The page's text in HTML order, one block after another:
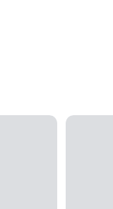
을 가지고 있습니